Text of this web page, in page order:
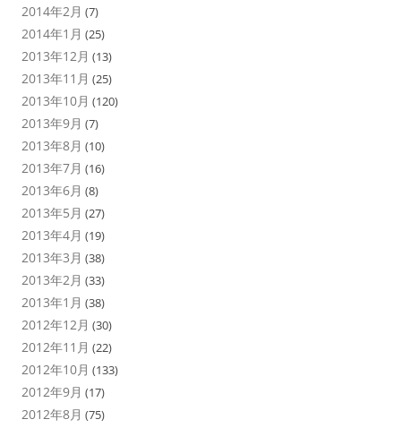
2014年2月 (7)
2014年1月 (25)
2013年12月 (13)
2013年11月 (25)
2013年10月 (120)
2013年9月 (7)
2013年8月 (10)
2013年7月 (16)
2013年6月 (8)
2013年5月 (27)
2013年4月 (19)
2013年3月 (38)
2013年2月 (33)
2013年1月 (38)
2012年12月 (30)
2012年11月 (22)
2012年10月 (133)
2012年9月 (17)
2012年8月 (75)